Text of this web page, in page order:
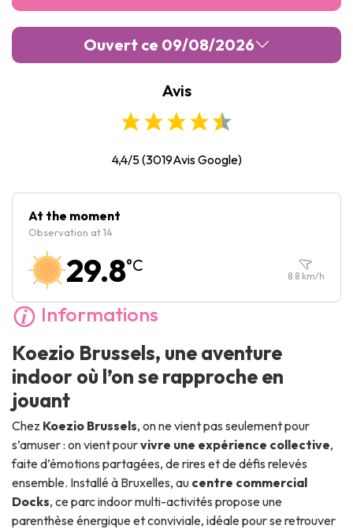
Ouvert ce 09/08/2026
21:00
Vendredi :10:00
Dimanche :10:30 -19:00
Avis
4,4/5(3019Avis Google)
At the moment
Observation at 14
29.8°C
8.8 km/h
Informations
Koezio Brussels, une aventure
indoor où l’on se rapproche en
jouant
Chez Koezio Brussels, on ne vient pas seulement pour
s’amuser : on vient pourvivre une expérience collective,
faite d’émotions partagées, de rires et de défis relevés
ensemble. Installé à Bruxelles, au centre commercial
Docks, ce parc indoor multi-activités propose une
parenthèse énergique et conviviale, idéale pour se retrouver